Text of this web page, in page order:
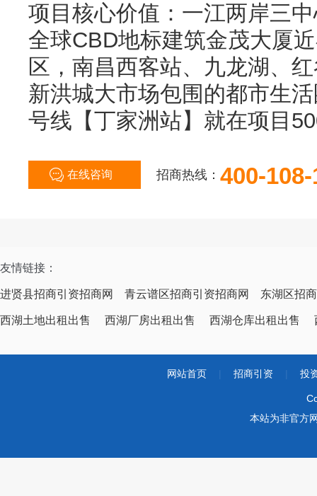
项目核心价值：一江两岸三
全球CBD地标建筑金茂大厦
区，南昌西客站、九龙湖、
新洪城大市场包围的都市生
号线【丁家洲站】就在项目
在线咨询 招商热线： 400-
友情链接：
进贤县招商引资招商网 青云谱区招商引资招商网 东湖区招
西湖土地出租出售 西湖厂房出租出售 西湖仓库出租出售
网站首页 招商引资 投
本站为非官方